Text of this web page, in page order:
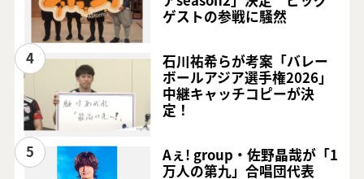
ゲストの参戦に騒然
4
石川祐希らが考案「バレー
ボールアジア選手権2026」
中継キャッチコピーが決
定！
5
Aぇ! group・佐野晶哉が「1
万人の第九」合唱団代表